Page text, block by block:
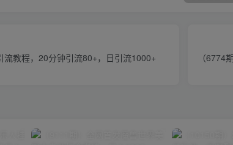
流教程，20分钟引流80+，日引流1000+
（